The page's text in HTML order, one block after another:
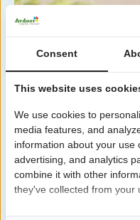
Consent
This website uses
We use cookies to
media features, and
information about your use
advertising, and analytics
combine it with other
they've collected from your